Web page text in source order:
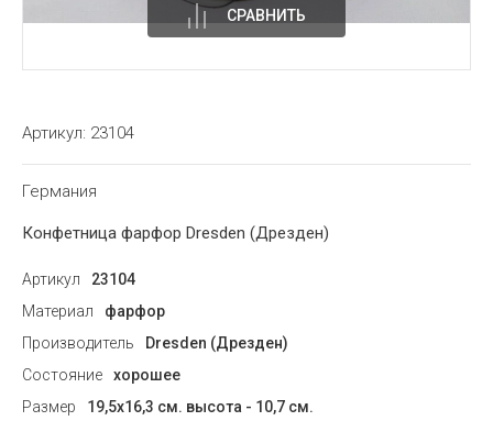
СРАВНИТЬ
Артикул: 23104
Германия
Конфетница фарфор Dresden (Дрезден)
Артикул
23104
Материал
фарфор
Производитель
Dresden (Дрезден)
Состояние
хорошее
Размер
19,5х16,3 см. высота - 10,7 см.